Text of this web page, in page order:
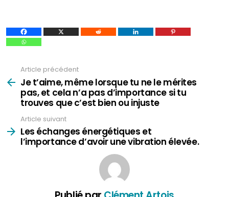
plus
Article précédent
Je t’aime, même lorsque tu ne le mérites
pas, et cela n’a pas d’importance si tu
trouves que c’est bien ou injuste
Article suivant
Les échanges énergétiques et
l’importance d’avoir une vibration élevée.